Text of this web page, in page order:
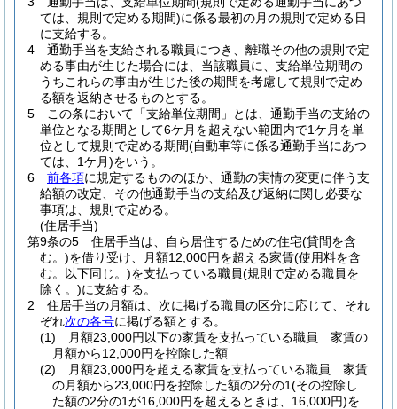
ては、規則で定める期間)に係る最初の月の規則で定める日
に支給する。
4
通勤手当を支給される職員につき、離職その他の規則で定
める事由が生じた場合には、当該職員に、支給単位期間の
うちこれらの事由が生じた後の期間を考慮して規則で定め
る額を返納させるものとする。
5
この条において「支給単位期間」とは、通勤手当の支給の
単位となる期間として6ケ月を超えない範囲内で1ケ月を単
位として規則で定める期間(自動車等に係る通勤手当にあつ
ては、1ケ月)をいう。
6
前各項に規定するもののほか、通勤の実情の変更に伴う支
給額の改定、その他通勤手当の支給及び返納に関し必要な
事項は、規則で定める。
(住居手当)
第9条の5
住居手当は、自ら居住するための住宅(貸間を含
む。)を借り受け、月額12,000円を超える家賃(使用料を含
む。以下同じ。)を支払っている職員(規則で定める職員を
除く。)に支給する。
2
住居手当の月額は、次に掲げる職員の区分に応じて、それ
ぞれ次の各号に掲げる額とする。
(1)
月額23,000円以下の家賃を支払っている職員 家賃の
月額から12,000円を控除した額
(2)
月額23,000円を超える家賃を支払っている職員 家賃
の月額から23,000円を控除した額の2分の1(その控除し
た額の2分の1が16,000円を超えるときは、16,000円)を